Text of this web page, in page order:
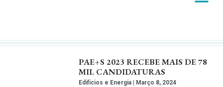
PAE+S 2023 RECEBE MAIS DE 78
MIL CANDIDATURAS
Edifícios e Energia Março 8, 2024